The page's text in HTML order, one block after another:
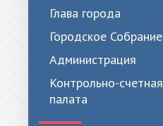
Глава города
Городское Собрание
Администрация
Контрольно-счетная
палата